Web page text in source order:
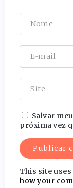
Salvar
próxima vez
This site
how your